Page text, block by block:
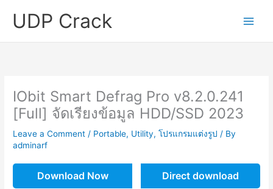
UDP Crack
IObit Smart Defrag Pro v8.2.0.241
[Full] จัดเรียงข้อมูล HDD/SSD 2023
Leave a Comment / Portable, Utility,โปรแกรมแต่งรูป / By
adminarf
Download Now Direct download